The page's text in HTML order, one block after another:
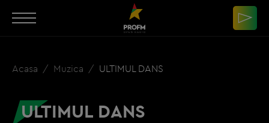
Acasa Muzica ULTIMUL DANS
ULTIMUL DANS